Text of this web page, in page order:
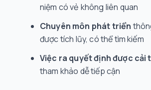
niệm có vẻ không liên quan
Chuyên môn phát triển
được tích lũy, có thể tìm kiếm
Việc ra quyết định được cải
tham khảo dễ tiếp cận